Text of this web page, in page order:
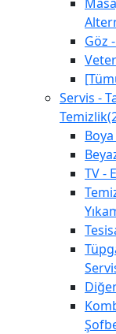
Göz
Servis -
TV -